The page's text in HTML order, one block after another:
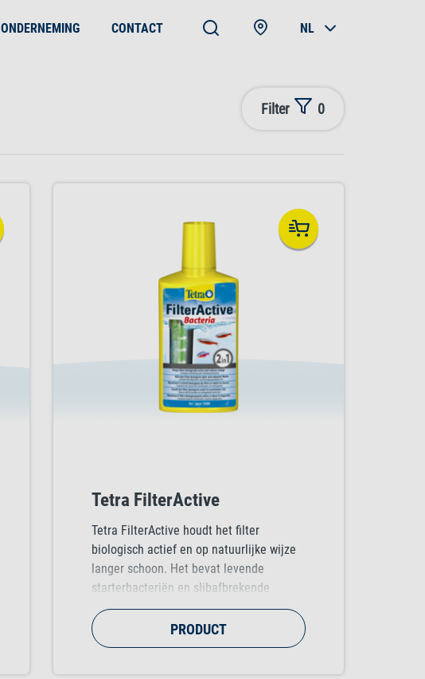
ONDERNEMING CONTACT NL
Filter 0
Tetra FilterActive
Tetra FilterActive houdt het filter
biologisch actief en op natuurlijke wijze
langer schoon. Het bevat levende
starterbacteriën en slibafbrekende
reinigingsbacteriën die de biologische
afbraak van ammoniak, nitriet,
visuitwerpselen, slib, voedsel- en
PRODUCT